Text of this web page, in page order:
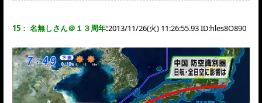
15 ： 名無しさん＠１３周年:2013/11/26(火) 11:26:55.93 ID:hles8O890